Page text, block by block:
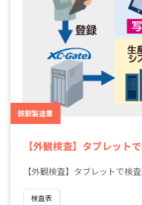
鉄鋼製造業
【外観検査】タブレット
【外観検査】タブレットで検
検査表